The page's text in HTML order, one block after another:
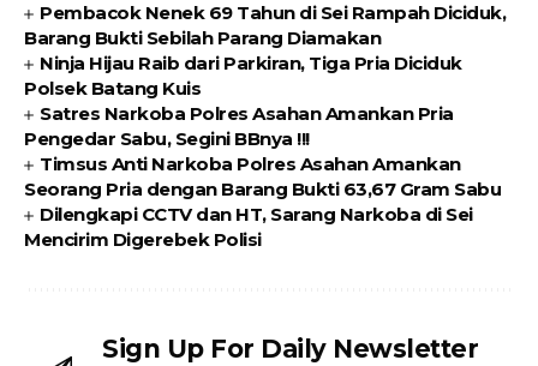
Pembacok Nenek 69 Tahun di Sei Rampah Diciduk,
Barang Bukti Sebilah Parang Diamakan
Ninja Hijau Raib dari Parkiran, Tiga Pria Diciduk
Polsek Batang Kuis
Satres Narkoba Polres Asahan Amankan Pria
Pengedar Sabu, Segini BBnya !!!
Timsus Anti Narkoba Polres Asahan Amankan
Seorang Pria dengan Barang Bukti 63,67 Gram Sabu
Dilengkapi CCTV dan HT, Sarang Narkoba di Sei
Mencirim Digerebek Polisi
Sign Up For Daily Newsletter